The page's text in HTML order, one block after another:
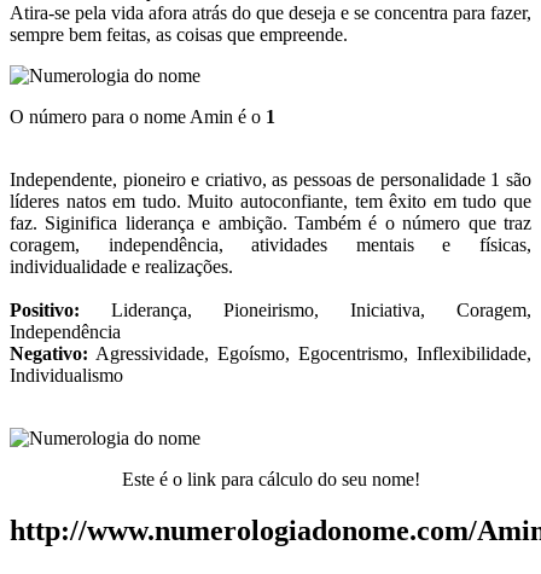
Atira-se pela vida afora atrás do que deseja e se concentra para fazer,
sempre bem feitas, as coisas que empreende.
O número para o nome Amin é o 1
Independente, pioneiro e criativo, as pessoas de personalidade 1 são
líderes natos em tudo. Muito autoconfiante, tem êxito em tudo que
faz. Siginifica liderança e ambição. Também é o número que traz
coragem, independência, atividades mentais e físicas,
individualidade e realizações.
Positivo: Liderança, Pioneirismo, Iniciativa, Coragem,
Independência
Negativo: Agressividade, Egoísmo, Egocentrismo, Inflexibilidade,
Individualismo
Este é o link para cálculo do seu nome!
http://www.numerologiadonome.com/